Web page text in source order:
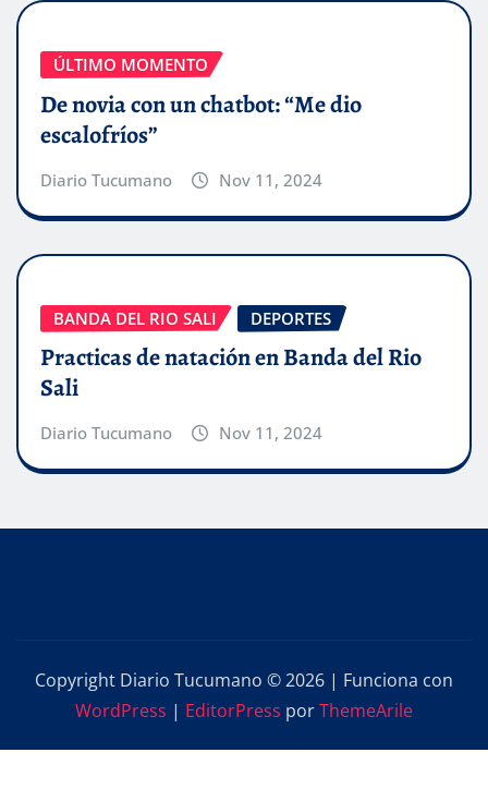
ÚLTIMO MOMENTO
De novia con un chatbot: “Me dio
escalofríos”
Diario Tucumano Nov 11, 2024
BANDA DEL RIO SALI DEPORTES
Practicas de natación en Banda del Rio
Sali
Diario Tucumano Nov 11, 2024
Copyright Diario Tucumano © 2026 | Funciona con
WordPress | EditorPress porThemeArile